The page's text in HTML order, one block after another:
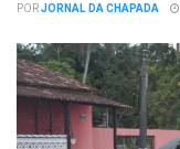
PORJORNAL DA CHAPADA